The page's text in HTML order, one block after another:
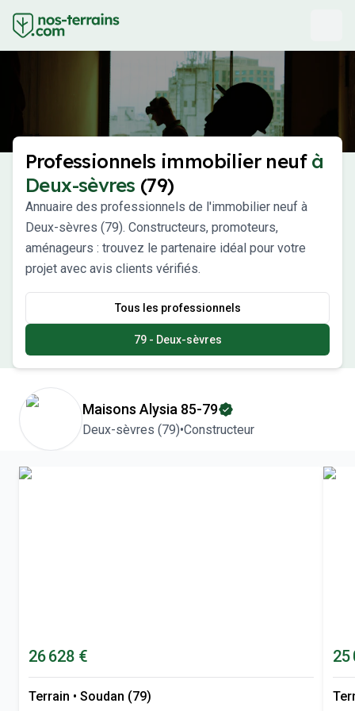
Professionnels immobilier neuf à
Deux-sèvres (79)
Annuaire des professionnels de l'immobilier neuf à
Deux-sèvres (79). Constructeurs, promoteurs,
aménageurs : trouvez le partenaire idéal pour votre
projet avec avis clients vérifiés.
Tous les professionnels
79 - Deux-sèvres
Maisons Alysia 85-79
Deux-sèvres (79)•Constructeur
26 628 €
Terrain • Soudan (79)
25